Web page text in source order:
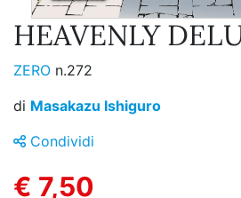
HEAVENLY
ZERO n.272
di Masakazu Ishiguro
Condividi
€ 7,50